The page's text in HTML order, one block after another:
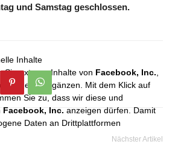
und Samstag geschlossen.
Inhalte
Sie externe Inhalte von Facebook, Inc.
Angebot ergänzen. Mit dem Klick auf
Sie zu, dass wir diese und
Facebook, Inc. anzeigen dürfen. Damit
Daten an Drittplattformen
Nächster Artikel